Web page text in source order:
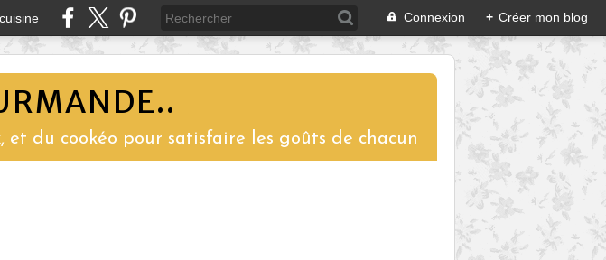
Connexion + Créer mon blog
et du cookéo pour satisfaire les goûts de chacun